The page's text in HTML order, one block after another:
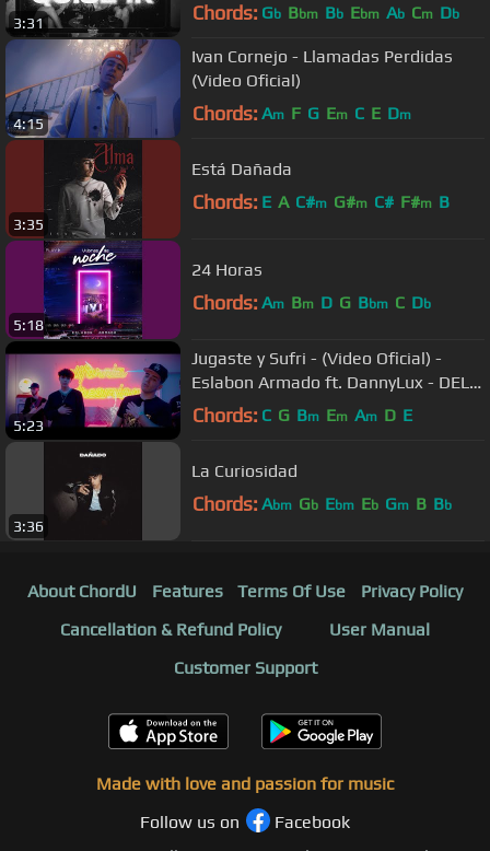
3:31 Chords: Gb Bbm Bb Ebm Ab Cm Db
4:15
Ivan Cornejo - Llamadas Perdidas
(Video Oficial)
Chords: Am F G Em C E Dm
3:35
Está Dañada
Chords: E A C#m G#m C# F#m B
5:18
24 Horas
Chords: Am Bm D G Bbm C Db
5:23
Jugaste y Sufri - (Video Oficial) -
Eslabon Armado ft. DannyLux - DEL
Records 2021
Chords: C G Bm Em Am D E
3:36
La Curiosidad
Chords: Abm Gb Ebm Eb Gm B Bb
About ChordU Features Terms Of Use
Privacy Policy
Cancellation & Refund Policy
User Manual
Customer Support
Made with love and passion for music
Follow us on
Facebook